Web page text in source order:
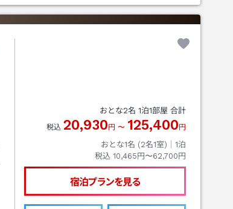
おとな2名 1泊1部屋 合計
税込 20,930 円 〜 125,400 円
おとな1名 (2名1室)｜ 1泊
税込 10,465円〜62,700円
宿泊プランを見る